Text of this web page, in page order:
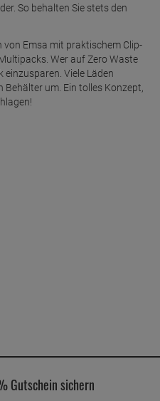
So behalten Sie stets den
von Emsa mit praktischem Clip-
Wer auf Zero Waste
Viele Läden
um. Ein tolles Konzept,
Gutschein sichern